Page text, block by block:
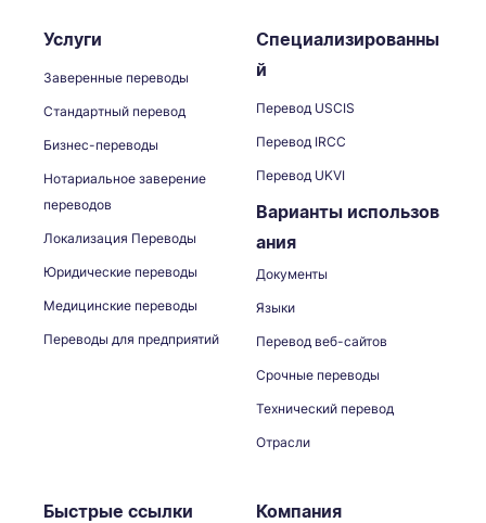
Услуги
Заверенные переводы
Стандартный перевод
Бизнес-переводы
Нотариальное заверение
переводов
Локализация Переводы
Юридические переводы
Медицинские переводы
Переводы для предприятий
Специализированны
й
Перевод USCIS
Перевод IRCC
Перевод UKVI
Варианты использов
ания
Документы
Языки
Перевод веб-сайтов
Срочные переводы
Технический перевод
Отрасли
Быстрые ссылки Компания